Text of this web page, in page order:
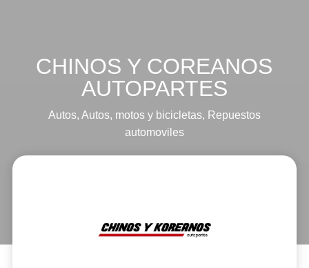
CHINOS Y COREANOS
AUTOPARTES
Autos, Autos, motos y bicicletas, Repuestos
automoviles